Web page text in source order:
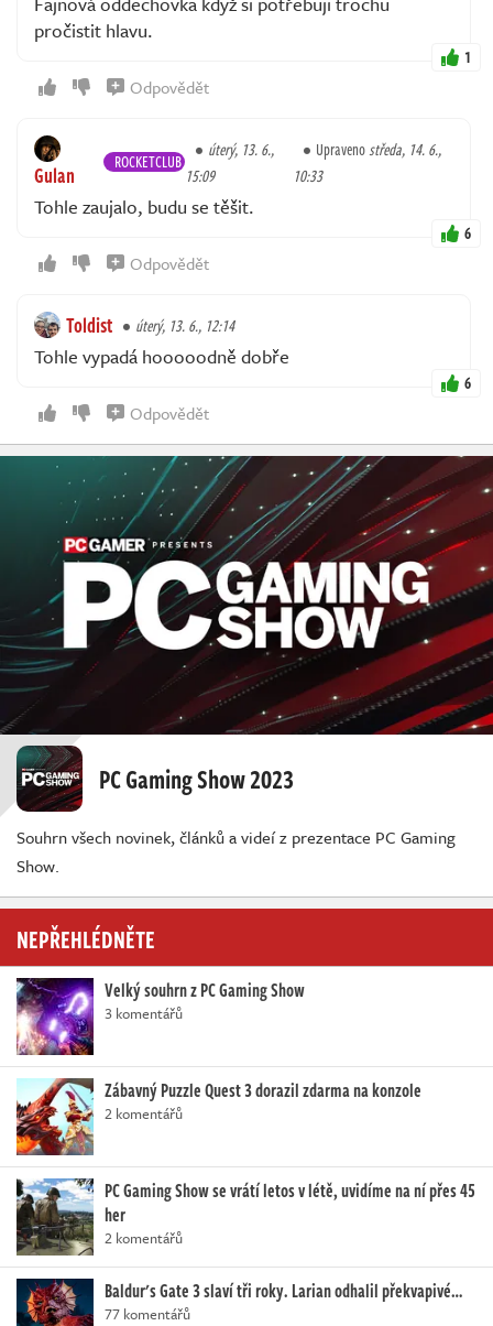
pročistit hlavu.
1
Odpovědět
Gulan ROCKETCLUB
úterý, 13. 6.,
15:09
Upravenostředa, 14. 6.,
10:33
Tohle zaujalo, budu se těšit.
6
Odpovědět
Toldist úterý, 13. 6., 12:14
Tohle vypadá hooooodně dobře
6
Odpovědět
PC Gaming Show 2023
Souhrn všech novinek, článků a videí z prezentace PC Gaming
Show.
NEPŘEHLÉDNĚTE
Velký souhrn z PC Gaming Show
3 komentářů
Zábavný Puzzle Quest 3 dorazil zdarma na konzole
2 komentářů
PC Gaming Show se vrátí letos v létě, uvidíme na ní přes 45
her
2 komentářů
Baldur's Gate 3 slaví tři roky. Larian odhalil překvapivé…
77 komentářů